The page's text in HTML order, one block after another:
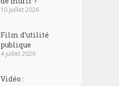
10 juillet 2026
Film d’utilité
publique
4 juillet 2026
Vidéo :